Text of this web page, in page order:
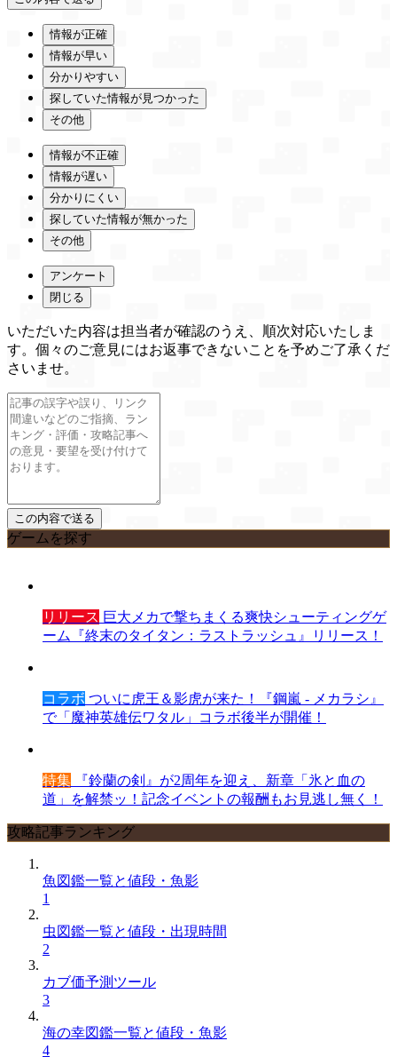
情報が正確
情報が早い
分かりやすい
探していた情報が見つかった
その他
情報が不正確
情報が遅い
分かりにくい
探していた情報が無かった
その他
アンケート
閉じる
いただいた内容は担当者が確認のうえ、順次対応いたしま
す。個々のご意見にはお返事できないことを予めご了承くだ
さいませ。
ゲームを探す
リリース 巨大メカで撃ちまくる爽快シューティングゲ
ーム『終末のタイタン：ラストラッシュ』リリース！
コラボ ついに虎王＆影虎が来た！『鋼嵐 - メカラシ』
で「魔神英雄伝ワタル」コラボ後半が開催！
特集 『鈴蘭の剣』が2周年を迎え、新章「氷と血の
道」を解禁ッ！記念イベントの報酬もお見逃し無く！
攻略記事ランキング
魚図鑑一覧と値段・魚影
1
虫図鑑一覧と値段・出現時間
2
カブ価予測ツール
3
海の幸図鑑一覧と値段・魚影
4